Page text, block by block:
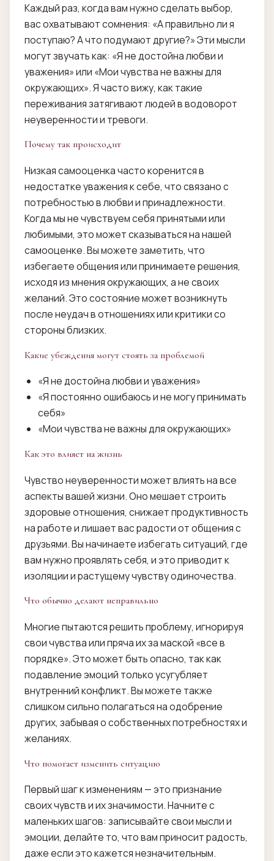
Каждый раз, когда вам нужно сделать выбор,
вас охватывают сомнения: «А правильно ли я
поступаю? А что подумают другие?» Эти мысли
могут звучать как: «Я не достойна любви и
уважения» или «Мои чувства не важны для
окружающих». Я часто вижу, как такие
переживания затягивают людей в водоворот
неуверенности и тревоги.
Почему так происходит
Низкая самооценка часто коренится в
недостатке уважения к себе, что связано с
потребностью в любви и принадлежности.
Когда мы не чувствуем себя принятыми или
любимыми, это может сказываться на нашей
самооценке. Вы можете заметить, что
избегаете общения или принимаете решения,
исходя из мнения окружающих, а не своих
желаний. Это состояние может возникнуть
после неудач в отношениях или критики со
стороны близких.
Какие убеждения могут стоять за проблемой
«Я не достойна любви и уважения»
«Я постоянно ошибаюсь и не могу принимать
себя»
«Мои чувства не важны для окружающих»
Как это влияет на жизнь
Чувство неуверенности может влиять на все
аспекты вашей жизни. Оно мешает строить
здоровые отношения, снижает продуктивность
на работе и лишает вас радости от общения с
друзьями. Вы начинаете избегать ситуаций, где
вам нужно проявлять себя, и это приводит к
изоляции и растущему чувству одиночества.
Что обычно делают неправильно
Многие пытаются решить проблему, игнорируя
свои чувства или пряча их за маской «все в
порядке». Это может быть опасно, так как
подавление эмоций только усугубляет
внутренний конфликт. Вы можете также
слишком сильно полагаться на одобрение
других, забывая о собственных потребностях и
желаниях.
Что помогает изменить ситуацию
Первый шаг к изменениям — это признание
своих чувств и их значимости. Начните с
маленьких шагов: записывайте свои мысли и
эмоции, делайте то, что вам приносит радость,
даже если это кажется незначительным.